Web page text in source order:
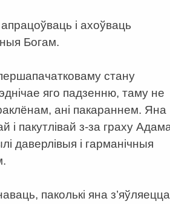
і ахоўваць
Богам.
стану
яго падзенню, таму не
ані пакараннем. Яна
і пакутлівай з-за граху
даверлівыя і гарманічныя
паколькі яна з’яўляецца